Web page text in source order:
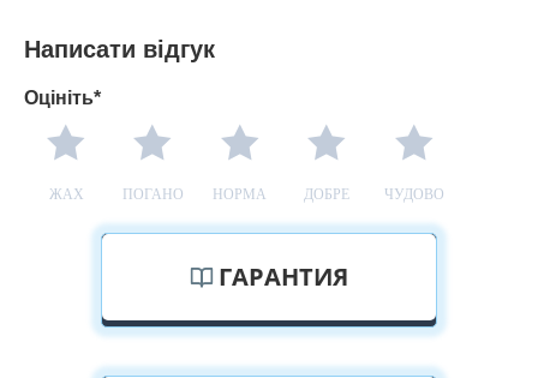
Написати відгук
Оцініть*
ЖАХ ПОГАНО НОРМА ДОБРЕ ЧУДОВО
ГАРАНТИЯ